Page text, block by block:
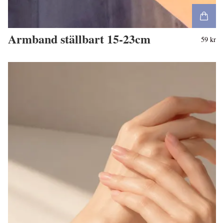
Armband ställbart 15-23cm 59 kr